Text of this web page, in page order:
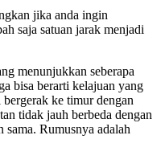
jika anda ingin
saja satuan jarak menjadi
menunjukkan seberapa
bisa berarti kelajuan yang
ke timur dengan
tidak jauh berbeda dengan
sama. Rumusnya adalah